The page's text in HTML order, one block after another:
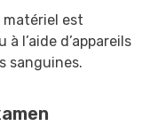
matériel est
l’aide d’appareils
sanguines.